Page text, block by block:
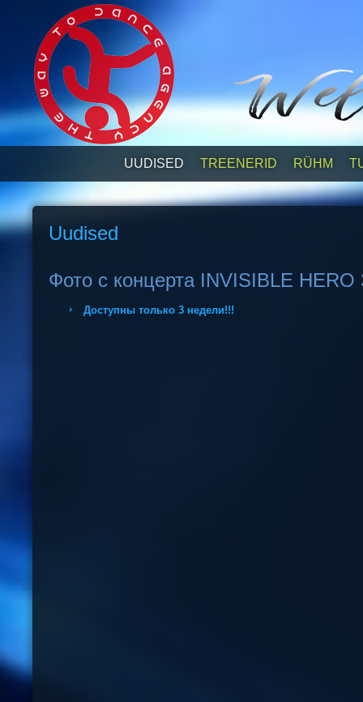
UUDISED TREENERID RÜHM
Uudised
Фото с концерта INVISIBLE HERO
Доступны только 3 недели!!!